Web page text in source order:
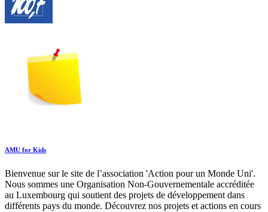
AMU for Kids
Bienvenue sur le site de l’association 'Action pour un Monde Uni'.
Nous sommes une Organisation Non-Gouvernementale accréditée
au Luxembourg qui soutient des projets de développement dans
différents pays du monde. Découvrez nos projets et actions en cours